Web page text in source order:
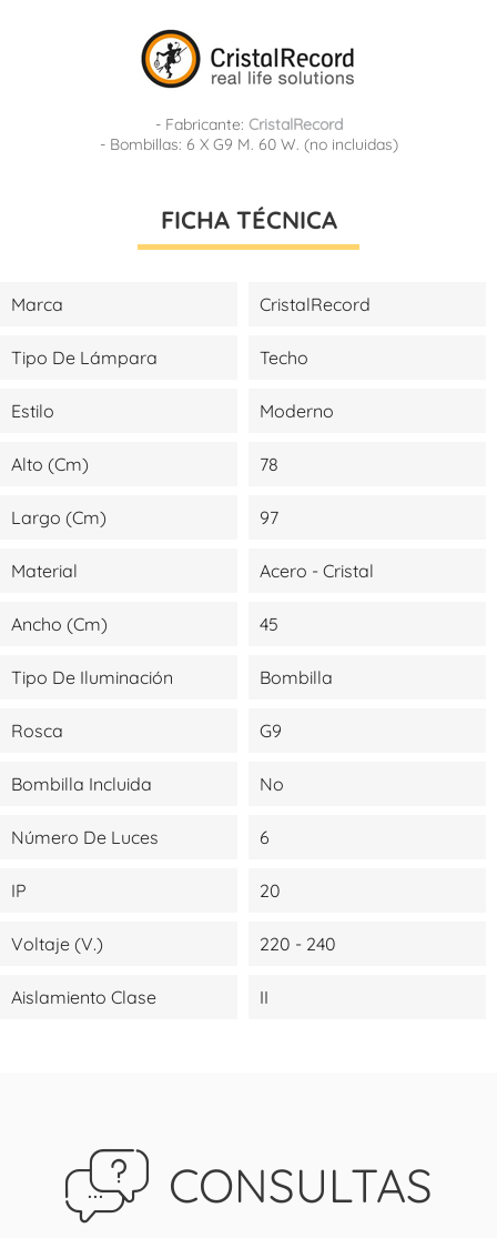
- Fabricante: CristalRecord
- Bombillas: 6 X G9 M. 60 W. (no incluidas)
FICHA TÉCNICA
Marca CristalRecord
Tipo De Lámpara Techo
Estilo Moderno
Alto (cm) 78
Largo (cm) 97
Material Acero - Cristal
Ancho (cm) 45
Tipo De Iluminación Bombilla
Rosca G9
Bombilla Incluida No
Número De Luces 6
IP 20
Voltaje (V.) 220 - 240
Aislamiento Clase II
CONSULTAS